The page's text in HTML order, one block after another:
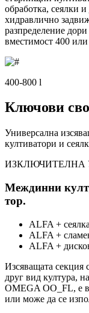
обработка, сеялки
хидравлично
разпределение
вместимост 400
400-800 l
Ключови
Универсална
култиватори и
ИЗКЛЮЧИТЕЛНА
Междинни
тор.
ALFA + сеялка
ALFA +
ALFA +
Изсяващата секция
друг вид култура,
OMEGA OO_FL, е
или може да се